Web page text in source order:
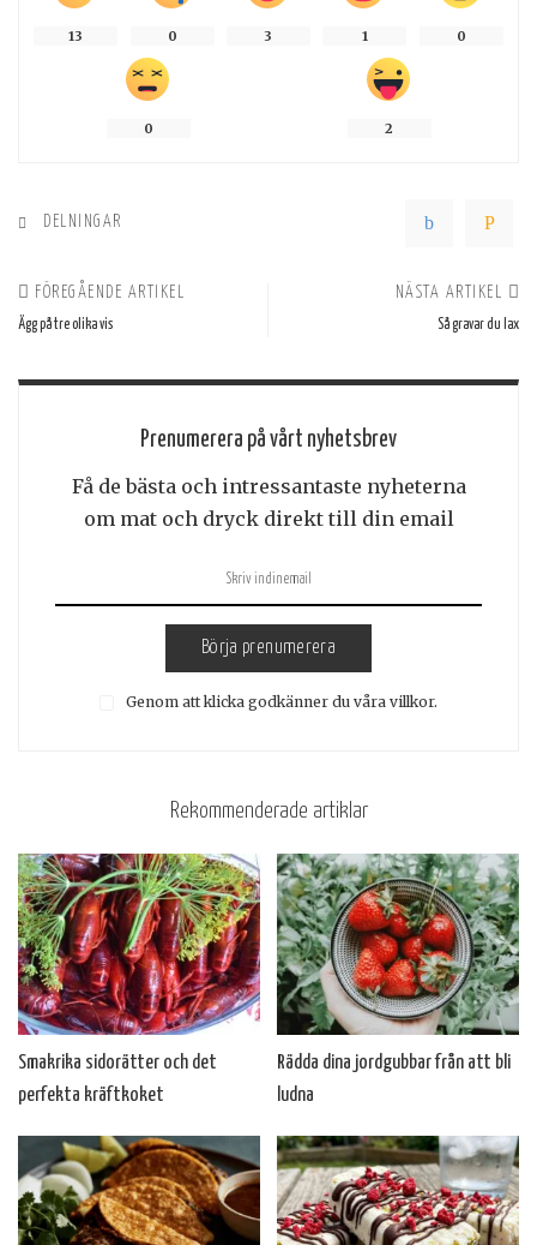
13 0 3 1 0
0 2
DELNINGAR
FÖREGÅENDE ARTIKEL
Ägg på tre olika vis
NÄSTA ARTIKEL
Så gravar du lax
Prenumerera på vårt nyhetsbrev
Få de bästa och intressantaste nyheterna
om mat och dryck direkt till din email
Börja prenumerera
Genom att klicka godkänner du våra villkor.
Rekommenderade artiklar
Smakrika sidorätter och det
perfekta kräftkoket
Rädda dina jordgubbar från att bli
ludna